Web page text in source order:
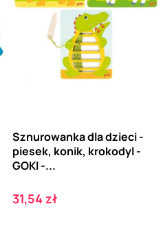
Sznurowanka dla dzieci -
piesek, konik, krokodyl -
GOKI -...
Cena
31,54 zł